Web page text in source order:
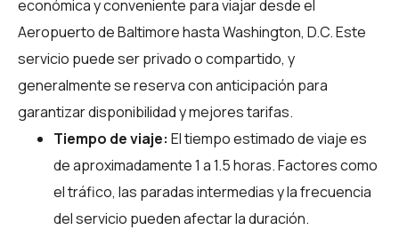
económica y conveniente para viajar desde el
Aeropuerto de Baltimore hasta Washington, D.C. Este
servicio puede ser privado o compartido, y
generalmente se reserva con anticipación para
garantizar disponibilidad y mejores tarifas.
Tiempo de viaje: El tiempo estimado de viaje es
de aproximadamente 1 a 1.5 horas. Factores como
el tráfico, las paradas intermedias y la frecuencia
del servicio pueden afectar la duración.